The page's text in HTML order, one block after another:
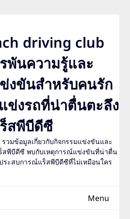
driving club
พันความรู้และ
งขันสำหรับคนรัก
ข่งรถที่น่าตื่นตะลึง
สพีบีดีซี
วมข้อมูลเกี่ยวกับกิจกรรมแข่งขันและ
พีบีดีซี พบกับเหตุการณ์แข่งขันที่น่าตื่น
ระสบการณ์แร็สพีบีดีซีที่ไม่เหมือนใคร
Menu